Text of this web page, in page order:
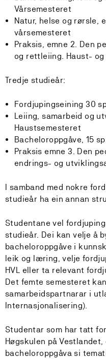
Vårsemesteret
Natur, helse og rørsle,
vårsemesteret
Praksis, emne 2. Den
og rettleiing. Haust-
Tredje studieår:
Fordjupingseining 30
Leiing, samarbeid og
Haustsemesteret
Bacheloroppgåve, 15
Praksis emne 3. Den
endrings- og
I samband med nokre
studieår ha ein annan
Studentane vel
studieår. Dei kan velje å
bacheloroppgåve i
leik og læring, velje
HVL eller ta relevant
Det femte semesteret
samarbeidspartnarar i
Internasjonalisering).
Studentar som har tatt
Høgskulen på
bacheloroppgåva si